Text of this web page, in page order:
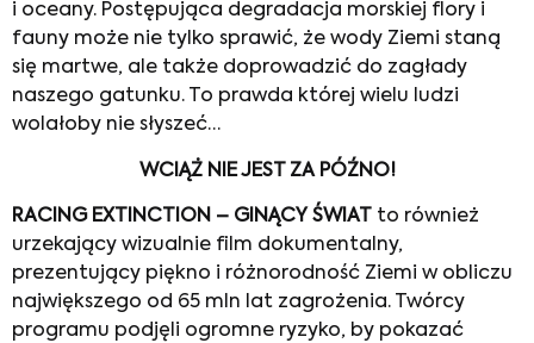
i oceany. Postępująca degradacja morskiej flory i
fauny może nie tylko sprawić, że wody Ziemi staną
się martwe, ale także doprowadzić do zagłady
naszego gatunku. To prawda której wielu ludzi
wolałoby nie słyszeć…
WCIĄŻ NIE JEST ZA PÓŹNO!
RACING EXTINCTION – GINĄCY ŚWIAT
to również
urzekający wizualnie film dokumentalny,
prezentujący piękno i różnorodność Ziemi w obliczu
największego od 65 mln lat zagrożenia. Twórcy
programu podjęli ogromne ryzyko, by pokazać